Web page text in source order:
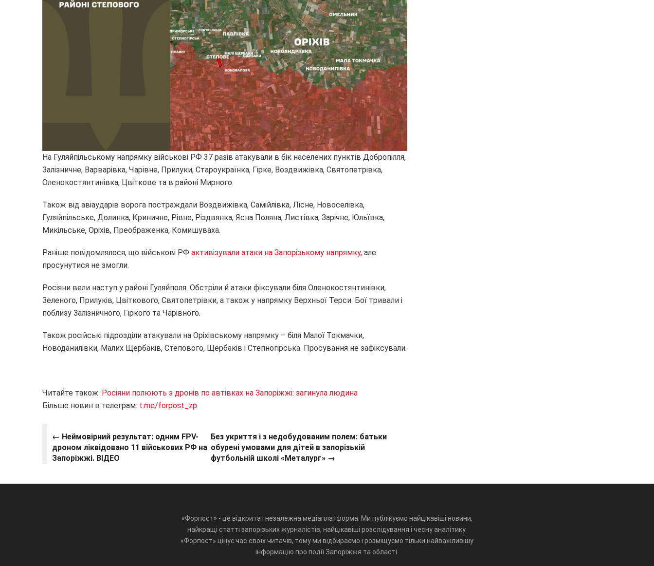
На Гуляйпільському напрямку військові РФ 37 разів атакували в бік населених пунктів Добропілля,
Залізничне, Варварівка, Чарівне, Прилуки, Староукраїнка, Гірке, Воздвижівка, Святопетрівка,
Оленокостянтинівка, Цвіткове та в районі Мирного.
Також від авіаударів ворога постраждали Воздвижівка, Самійлівка, Лісне, Новоселівка,
Гуляйпільське, Долинка, Криничне, Рівне, Різдвянка, Ясна Поляна, Листівка, Зарічне, Юльївка,
Микільське, Оріхів, Преображенка, Комишуваха.
Раніше повідомлялося, що військові РФ активізували атаки на Запорізькому напрямку, але
просунутися не змогли.
Росіяни вели наступ у районі Гуляйполя. Обстріли й атаки фіксували біля Оленокостянтинівки,
Зеленого, Прилуків, Цвіткового, Святопетрівки, а також у напрямку Верхньої Терси. Бої тривали і
поблизу Залізничного, Гіркого та Чарівного.
Також російські підрозділи атакували на Оріхівському напрямку – біля Малої Токмачки,
Новоданилівки, Малих Щербаків, Степового, Щербаків і Степногірська. Просування не зафіксували.
Читайте також: Росіяни полюють з дронів по автівках на Запоріжжі: загинула людина
Більше новин в телеграм: t.me/forpost_zp
← Неймовірний результат: одним FPV-
дроном ліквідовано 11 військових РФ на
Запоріжжі. ВІДЕО
Без укриття і з недобудованим полем: батьки
обурені умовами для дітей в запорізькій
футбольній школі «Металург» →
«Форпост» - це відкрита і незалежна медіаплатформа. Ми публікуємо найцікавіші новини,
найкращі статті запорізьких журналістів, найцікавіші розслідування і чесну аналітику.
«Форпост» цінує час своїх читачів, тому ми відбираємо і розміщуємо тільки найважливішу
інформацію про події Запоріжжя та області.